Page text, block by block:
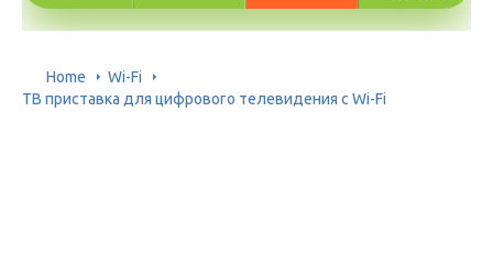
Home
Wi-Fi
ТВ приставка для цифрового телевидения с Wi-Fi